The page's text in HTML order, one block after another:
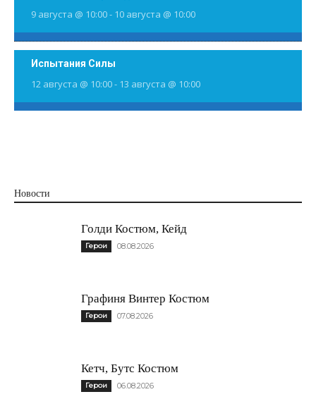
9 августа @ 10:00- 10 августа @ 10:00
Испытания Силы
12 августа @ 10:00- 13 августа @ 10:00
Новости
Голди Костюм, Кейд
Герои 08.08.2026
Графиня Винтер Костюм
Герои 07.08.2026
Кетч, Бутс Костюм
Герои 06.08.2026